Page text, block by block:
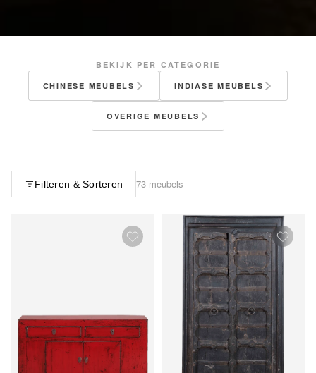
BEKIJK PER CATEGORIE
CHINESE MEUBELS
INDIASE MEUBELS
OVERIGE MEUBELS
Filteren & Sorteren 73 meubels